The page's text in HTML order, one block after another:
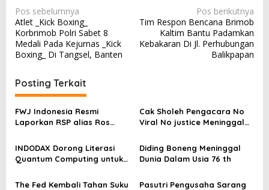
N
a
v
i
g
a
s
i
p
o
s
Pos sebelumnya
Atlet _Kick Boxing_
Korbrimob Polri Sabet 8
Medali Pada Kejurnas _Kick
Boxing_ Di Tangsel, Banten
Pos berikutnya
Tim Respon Bencana Brimob
Kaltim Bantu Padamkan
Kebakaran Di Jl. Perhubungan
Balikpapan
Posting Terkait
FWJ Indonesia Resmi
Laporkan RSP alias Ros
Cak Sholeh Pengacara No
Viral No justice Meninggal
INDODAX Dorong Literasi
Quantum Computing untuk
Blockchain
Diding Boneng Meninggal
Dunia Dalam Usia 76 th
The Fed Kembali Tahan Suku
Pasutri Pengusaha Sarang